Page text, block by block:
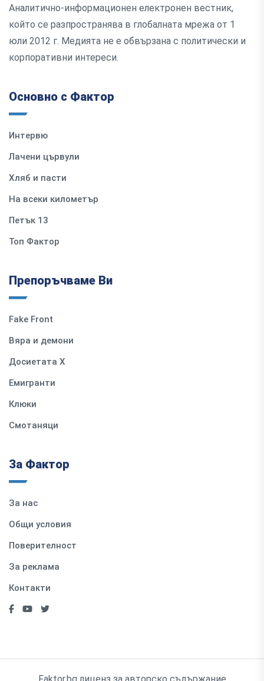
Аналитично-информационен електронен вестник,
който се разпространява в глобалната мрежа от 1
юли 2012 г. Медията не е обвързана с политически и
корпоративни интереси.
Основно с Фактор
Интервю
Лачени цървули
Хляб и пасти
На всеки километър
Петък 13
Топ Фактор
Препоръчваме Ви
Fake Front
Вяра и демони
Досиетата Х
Емигранти
Клюки
Смотаняци
За Фактор
За нас
Общи условия
Поверителност
За реклама
Контакти
Faktor.bg лиценз за авторско съдържание